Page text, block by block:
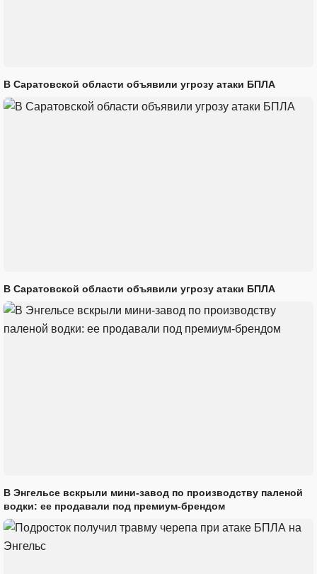
В Саратовской области объявили угрозу атаки БПЛА
В Саратовской области объявили угрозу атаки БПЛА
В Энгельсе вскрыли мини-завод по производству паленой
водки: ее продавали под премиум-брендом